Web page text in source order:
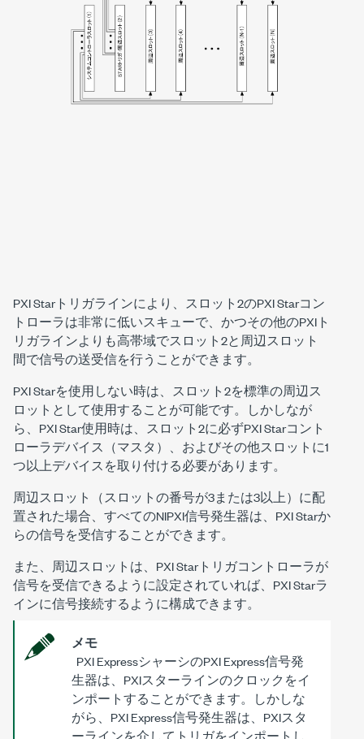
PXI Starトリガラインにより、スロット2のPXI Starコン
トローラは非常に低いスキューで、かつその他のPXIト
リガラインよりも高帯域でスロット2と周辺スロット
間で信号の送受信を行うことができます。
PXI Starを使用しない時は、スロット2を標準の周辺ス
ロットとして使用することが可能です。しかしなが
ら、PXI Star使用時は、スロット2に必ずPXI Starコント
ローラデバイス（マスタ）、およびその他スロットに1
つ以上デバイスを取り付ける必要があります。
周辺スロット（スロットの番号が3または3以上）に配
置された場合、すべてのNIPXI信号発生器は、PXI Starか
らの信号を受信することができます。
また、周辺スロットは、PXI Starトリガコントローラが
信号を受信できるように設定されていれば、PXI Starラ
インに信号接続するように構成できます。
メモ
PXI ExpressシャーシのPXI Express信号発
生器は、PXIスターラインのクロックをイ
ンポートすることができます。しかしな
がら、PXI Express信号発生器は、PXIスタ
ーラインを介してトリガをインポートし